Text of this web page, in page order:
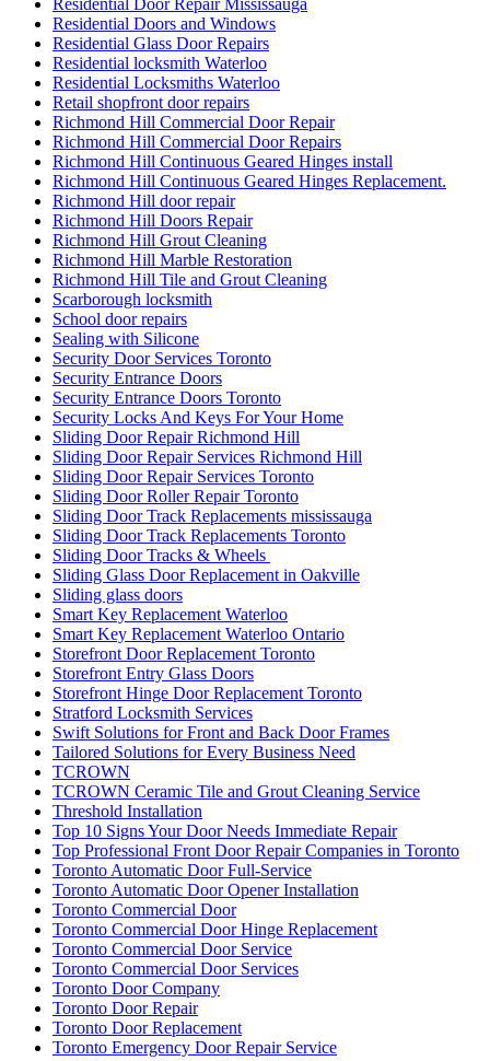
Residential Doors and Windows
Residential Glass Door Repairs
Residential locksmith Waterloo
Residential Locksmiths Waterloo
Retail shopfront door repairs
Richmond Hill Commercial Door Repair
Richmond Hill Commercial Door Repairs
Richmond Hill Continuous Geared Hinges install
Richmond Hill Continuous Geared Hinges Replacement.
Richmond Hill door repair
Richmond Hill Doors Repair
Richmond Hill Grout Cleaning
Richmond Hill Marble Restoration
Richmond Hill Tile and Grout Cleaning
Scarborough locksmith
School door repairs
Sealing with Silicone
Security Door Services Toronto
Security Entrance Doors
Security Entrance Doors Toronto
Security Locks And Keys For Your Home
Sliding Door Repair Richmond Hill
Sliding Door Repair Services Richmond Hill
Sliding Door Repair Services Toronto
Sliding Door Roller Repair Toronto
Sliding Door Track Replacements mississauga
Sliding Door Track Replacements Toronto
Sliding Door Tracks & Wheels
Sliding Glass Door Replacement in Oakville
Sliding glass doors
Smart Key Replacement Waterloo
Smart Key Replacement Waterloo Ontario
Storefront Door Replacement Toronto
Storefront Entry Glass Doors
Storefront Hinge Door Replacement Toronto
Stratford Locksmith Services
Swift Solutions for Front and Back Door Frames
Tailored Solutions for Every Business Need
TCROWN
TCROWN Ceramic Tile and Grout Cleaning Service
Threshold Installation
Top 10 Signs Your Door Needs Immediate Repair
Top Professional Front Door Repair Companies in Toronto
Toronto Automatic Door Full-Service
Toronto Automatic Door Opener Installation
Toronto Commercial Door
Toronto Commercial Door Hinge Replacement
Toronto Commercial Door Service
Toronto Commercial Door Services
Toronto Door Company
Toronto Door Repair
Toronto Door Replacement
Toronto Emergency Door Repair Service